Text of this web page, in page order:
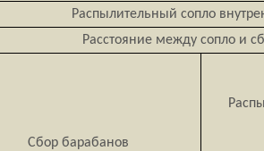
Распылительный сопло
Расстояние между сопло и
Сбор барабанов